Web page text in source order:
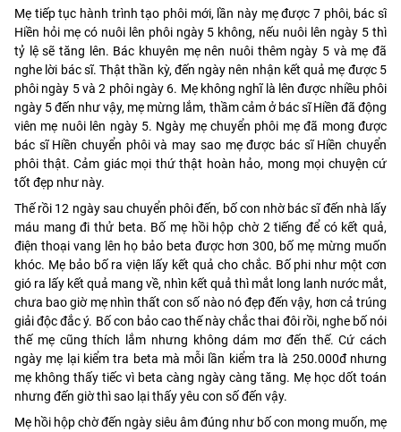
Mẹ tiếp tục hành trình tạo phôi mới, lần này mẹ được 7 phôi, bác sĩ
Hiền hỏi mẹ có nuôi lên phôi ngày 5 không, nếu nuôi lên ngày 5 thì
tỷ lệ sẽ tăng lên. Bác khuyên mẹ nên nuôi thêm ngày 5 và mẹ đã
nghe lời bác sĩ. Thật thần kỳ, đến ngày nên nhận kết quả mẹ được 5
phôi ngày 5 và 2 phôi ngày 6. Mẹ không nghĩ là lên được nhiều phôi
ngày 5 đến như vậy, mẹ mừng lắm, thầm cảm ở bác sĩ Hiền đã động
viên mẹ nuôi lên ngày 5. Ngày mẹ chuyển phôi mẹ đã mong được
bác sĩ Hiền chuyển phôi và may sao mẹ được bác sĩ Hiền chuyển
phôi thật. Cảm giác mọi thứ thật hoàn hảo, mong mọi chuyện cứ
tốt đẹp như này.
Thế rồi 12 ngày sau chuyển phôi đến, bố con nhờ bác sĩ đến nhà lấy
máu mang đi thử beta. Bố mẹ hồi hộp chờ 2 tiếng để có kết quả,
điện thoại vang lên họ bảo beta được hơn 300, bố mẹ mừng muốn
khóc. Mẹ bảo bố ra viện lấy kết quả cho chắc. Bố phi như một cơn
gió ra lấy kết quả mang về, nhìn kết quả thì mắt long lanh nước mắt,
chưa bao giờ mẹ nhìn thất con số nào nó đẹp đến vậy, hơn cả trúng
giải độc đắc ý. Bố con bảo cao thế này chắc thai đôi rồi, nghe bố nói
thế mẹ cũng thích lắm nhưng không dám mơ đến thế. Cứ cách
ngày mẹ lại kiểm tra beta mà mỗi lần kiểm tra là 250.000đ nhưng
mẹ không thấy tiếc vì beta càng ngày càng tăng. Mẹ học dốt toán
nhưng đến giờ thì sao lại thấy yêu con số đến vậy.
Mẹ hồi hộp chờ đến ngày siêu âm đúng như bố con mong muốn, mẹ